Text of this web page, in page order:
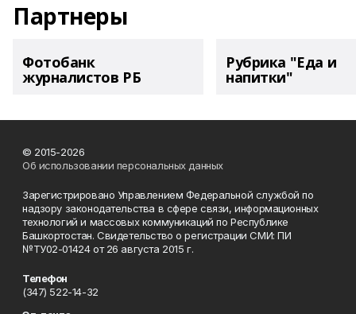
Партнеры
Фотобанк
журналистов РБ
Рубрика "Еда и
напитки"
© 2015-2026
Об использовании персональных данных
Зарегистрировано Управлением Федеральной службой по
надзору законодательства в сфере связи, информационных
технологий и массовых коммуникаций по Республике
Башкортостан. Свидетельство о регистрации СМИ: ПИ
№ТУ02-01424 от 26 августа 2015 г.
Телефон
(347) 522-14-32